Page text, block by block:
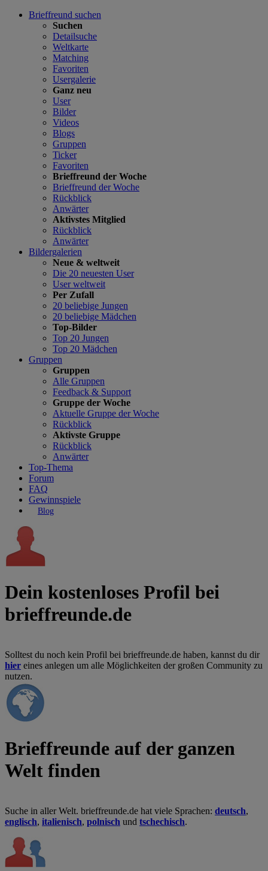
Brieffreund suchen
Suchen
Detailsuche
Weltkarte
Matching
Favoriten
Usergalerie
Ganz neu
User
Bilder
Videos
Blogs
Gruppen
Ticker
Favoriten
Brieffreund der Woche
Brieffreund der Woche
Rückblick
Anwärter
Aktivstes Mitglied
Rückblick
Anwärter
Bildergalerien
Neue & weltweit
Die 20 neuesten User
User weltweit
Per Zufall
20 beliebige Jungen
20 beliebige Mädchen
Top-Bilder
Top 20 Jungen
Top 20 Mädchen
Gruppen
Gruppen
Alle Gruppen
Feedback & Support
Gruppe der Woche
Aktuelle Gruppe der Woche
Rückblick
Aktivste Gruppe
Rückblick
Anwärter
Top-Thema
Forum
FAQ
Gewinnspiele
Blog
Dein kostenloses Profil bei
brieffreunde.de
Solltest du noch kein Profil bei brieffreunde.de haben, kannst du dir
hier eines anlegen um alle Möglichkeiten der großen Community zu
nutzen.
Brieffreunde auf der ganzen
Welt finden
Suche in aller Welt. brieffreunde.de hat viele Sprachen: deutsch,
englisch, italienisch, polnisch und tschechisch.